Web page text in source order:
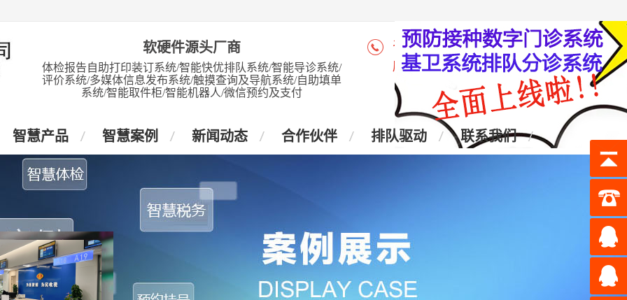
软硬件源头厂商
体检报告自助打印装订系统/智能快优排队系统/智能导诊系统/
评价系统/多媒体信息发布系统/触摸查询及导航系统/自助填单
系统/智能取件柜/智能机器人/微信预约及支付
咨询热线：4006-028-965
座 机：028-87438905
智慧产品 智慧案例 新闻动态 合作伙伴 排队驱动 联系我们